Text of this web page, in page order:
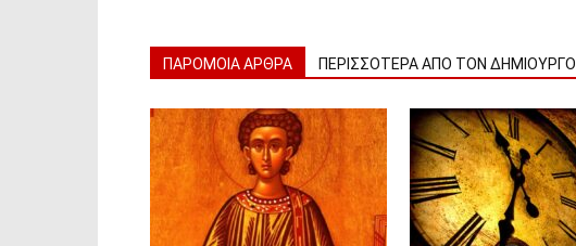
ΠΑΡΟΜΟΙΑ ΑΡΘΡΑ ΠΕΡΙΣΣΟΤΕΡΑ ΑΠΟ ΤΟΝ ΔΗΜΙΟΥΡΓΟ